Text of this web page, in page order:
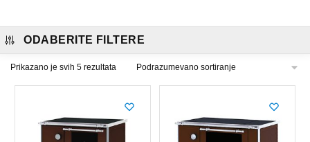
ODABERITE FILTERE
Prikazano je svih 5 rezultata